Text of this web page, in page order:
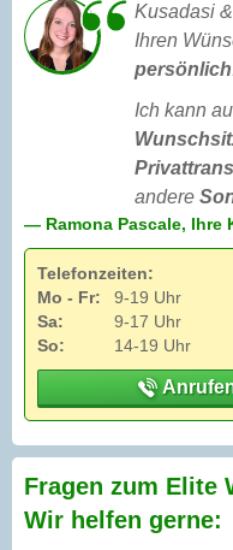
Kusadasi
Ihren
Ich kann
andere
— Ramona Pascale, Ihre
Telefonzeiten:
Mo - Fr:
9-19 Uhr
Sa:
9-17 Uhr
So:
14-19 Uhr
Fragen zum Elite
Wir helfen gerne: